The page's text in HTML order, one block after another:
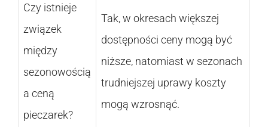
Czy istnieje
związek
między
sezonowością
a ceną
pieczarek?
Tak, w okresach większej
dostępności ceny mogą być
niższe, natomiast w sezonach
trudniejszej uprawy koszty
mogą wzrosnąć.